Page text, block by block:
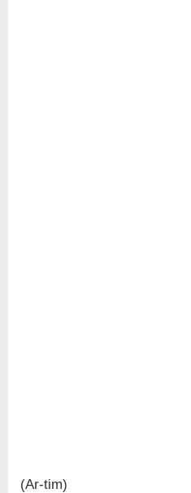
(Ar-tim)